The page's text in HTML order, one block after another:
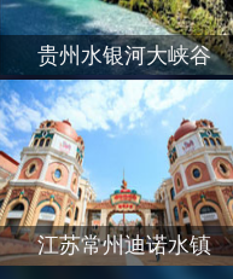
贵州水银河大峡谷
江苏常州迪诺水镇